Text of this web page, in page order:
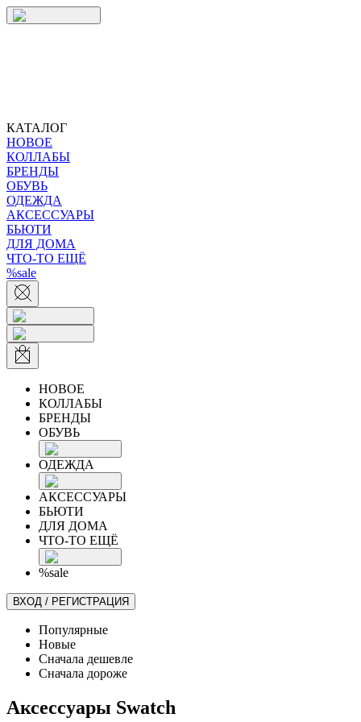
КАТАЛОГ
НОВОЕ
КОЛЛАБЫ
БРЕНДЫ
ОБУВЬ
ОДЕЖДА
АКСЕССУАРЫ
БЬЮТИ
ДЛЯ ДОМА
ЧТО-ТО ЕЩЁ
%sale
НОВОЕ
КОЛЛАБЫ
БРЕНДЫ
ОБУВЬ
ОДЕЖДА
АКСЕССУАРЫ
БЬЮТИ
ДЛЯ ДОМА
ЧТО-ТО ЕЩЁ
%sale
ВХОД / РЕГИСТРАЦИЯ
Популярные
Новые
Сначала дешевле
Сначала дороже
Аксессуары Swatch